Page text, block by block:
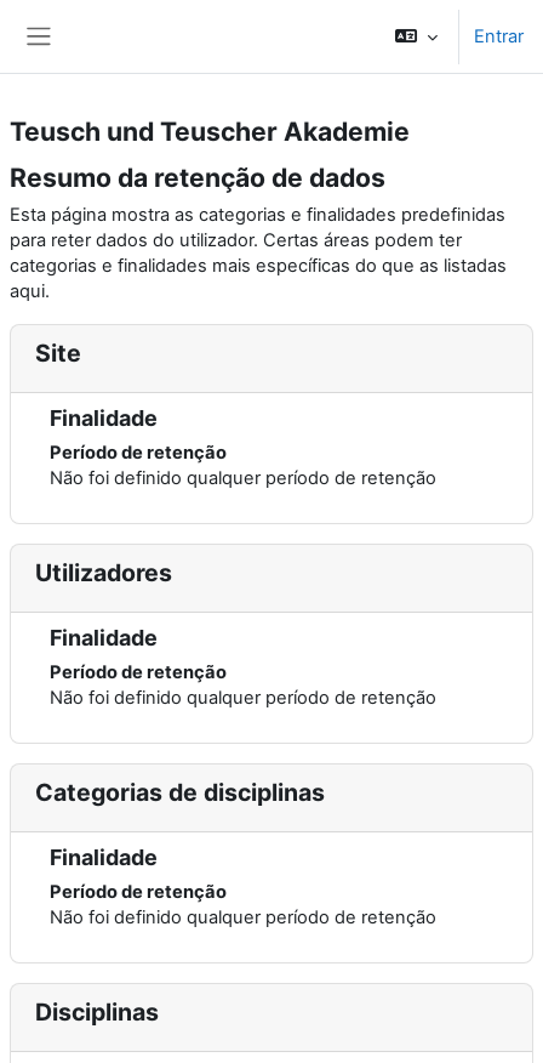
Entrar
Teusch und Teuscher Akademie
Resumo da retenção de dados
Esta página mostra as categorias e finalidades predefinidas
para reter dados do utilizador. Certas áreas podem ter
categorias e finalidades mais específicas do que as listadas
aqui.
Site
Finalidade
Período de retenção
Não foi definido qualquer período de retenção
Utilizadores
Finalidade
Período de retenção
Não foi definido qualquer período de retenção
Categorias de disciplinas
Finalidade
Período de retenção
Não foi definido qualquer período de retenção
Disciplinas